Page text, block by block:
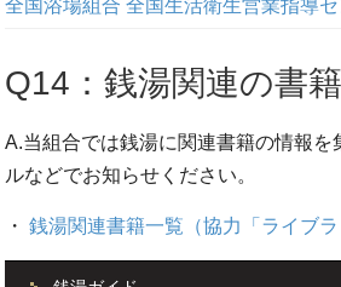
全国浴場組合 全国生活衛生営業指導
Q14：銭湯関連の書
A.当組合では銭湯に関連書籍の情報を
ルなどでお知らせください。
・銭湯関連書籍一覧（協力「ライブラ